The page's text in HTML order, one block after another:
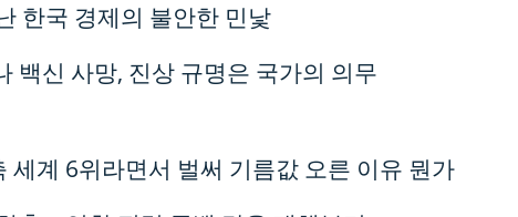
한국 경제의 불안한 민낯
백신 사망, 진상 규명은 국가의 의무
세계 6위라면서 벌써 기름값 오른 이유 뭔가